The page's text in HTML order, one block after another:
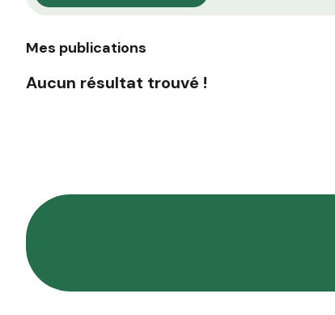
Mes publications
Aucun résultat trouvé !